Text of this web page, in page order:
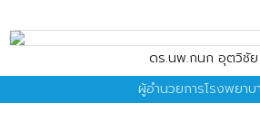
ดร.นพ.กนก อุตวิชัย
ผู้อำนวยการโรงพยาบ